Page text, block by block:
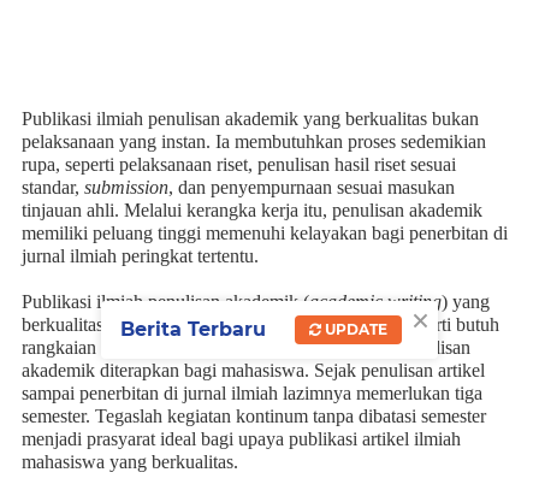
Publikasi ilmiah penulisan akademik yang berkualitas bukan
pelaksanaan yang instan. Ia membutuhkan proses sedemikian
rupa, seperti pelaksanaan riset, penulisan hasil riset sesuai
standar, submission, dan penyempurnaan sesuai masukan
tinjauan ahli. Melalui kerangka kerja itu, penulisan akademik
memiliki peluang tinggi memenuhi kelayakan bagi penerbitan di
jurnal ilmiah peringkat tertentu.
Publikasi ilmiah penulisan akademik (academic writing) yang
berkualitas membutuhkan kontinum kegiatan. Dalam arti butuh
rangkaian kegiatan tanpa dibatasi semester ketika penulisan
akademik diterapkan bagi mahasiswa. Sejak penulisan artikel
sampai penerbitan di jurnal ilmiah lazimnya memerlukan tiga
semester. Tegaslah kegiatan kontinum tanpa dibatasi semester
menjadi prasyarat ideal bagi upaya publikasi artikel ilmiah
mahasiswa yang berkualitas.
×
Berita Terbaru UPDATE